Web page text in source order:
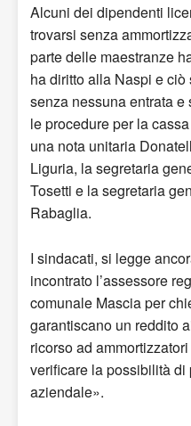
Alcuni dei dipendenti
trovarsi senza
parte delle maestranze
ha diritto alla Naspi e
senza nessuna entrata
le procedure per la
una nota unitaria
Liguria, la segretaria
Tosetti e la segretaria
Rabaglia.
I sindacati, si legge
incontrato l’assessore
comunale Mascia per
garantiscano un reddito
ricorso ad
verificare la possibilità di
aziendale».